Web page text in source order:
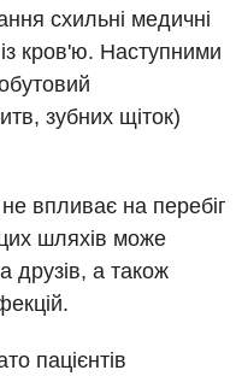
схильні медичні
із кров'ю. Наступними
зубних щіток)
впливає на перебіг
шляхів може
друзів, а також
пацієнтів